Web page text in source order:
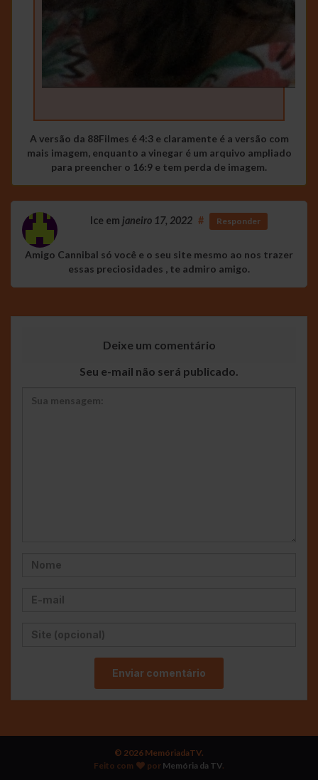
A versão da 88Filmes é 4:3 e claramente é a versão com
mais imagem, enquanto a vinegar é um arquivo ampliado
para preencher o 16:9 e tem perda de imagem.
Ice em janeiro 17, 2022 # Responder
Amigo Cannibal só você e o seu site mesmo ao nos trazer
essas preciosidades , te admiro amigo.
Deixe um comentário
Seu e-mail não será publicado.
© 2026 MemóriadaTV.
Feito com
por Memória da TV.